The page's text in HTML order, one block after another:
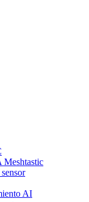
Meshtastic
AI